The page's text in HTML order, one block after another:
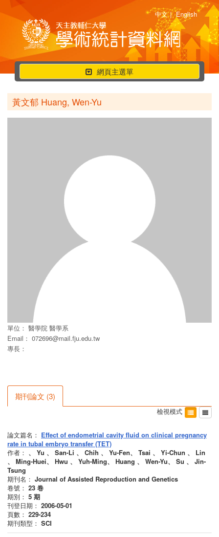
中文 | English
行
動
選
單
網頁主選單
黃文郁 Huang, Wen-Yu
單位： 醫學院 醫學系
Email： 072696@mail.fju.edu.tw
專長：
期刊論文 (3)
檢視模式
論文篇名： Effect of endometrial cavity fluid on clinical pregnancy
rate in tubal embryo transfer (TET)
作者： 、 Yu 、 San-Li 、 Chih 、 Yu-Fen、 Tsai 、 Yi-Chun 、 Lin
、 Ming-Huei、 Hwu 、 Yuh-Ming、 Huang 、 Wen-Yu、 Su 、 Jin-
Tsung
期刊名： Journal of Assisted Reproduction and Genetics
卷號： 23 卷
期別： 5 期
刊登日期： 2006-05-01
頁數： 229-234
期刊類型： SCI